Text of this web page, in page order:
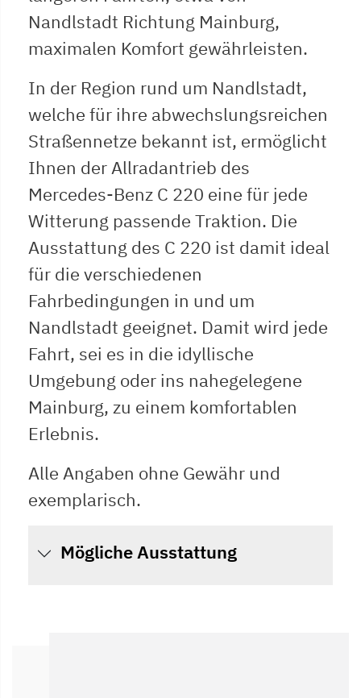
Nandlstadt Richtung Mainburg,
maximalen Komfort gewährleisten.
In der Region rund um Nandlstadt,
welche für ihre abwechslungsreichen
Straßennetze bekannt ist, ermöglicht
Ihnen der Allradantrieb des
Mercedes-Benz C 220 eine für jede
Witterung passende Traktion. Die
Ausstattung des C 220 ist damit ideal
für die verschiedenen
Fahrbedingungen in und um
Nandlstadt geeignet. Damit wird jede
Fahrt, sei es in die idyllische
Umgebung oder ins nahegelegene
Mainburg, zu einem komfortablen
Erlebnis.
Alle Angaben ohne Gewähr und
exemplarisch.
Mögliche Ausstattung